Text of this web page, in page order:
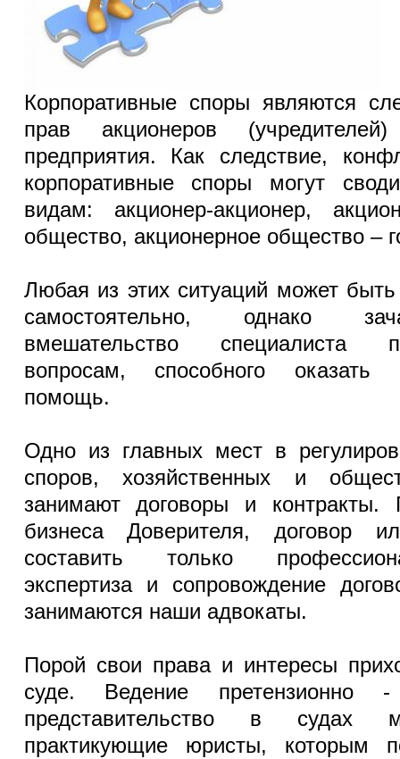
Корпоративные споры являются
прав акционеров
предприятия. Как следствие,
корпоративные споры могут
видам: акционер-акционер,
общество, акционерное общество –
Любая из этих ситуаций может
самостоятельно, однако
вмешательство специалиста
вопросам, способного оказать
помощь.
Одно из главных мест в
споров, хозяйственных и
занимают договоры и контракты.
бизнеса Доверителя, договор
составить только
экспертиза и сопровождение
занимаются наши адвокаты.
Порой свои права и интересы
суде. Ведение претензионно
представительство в судах
практикующие юристы, которым